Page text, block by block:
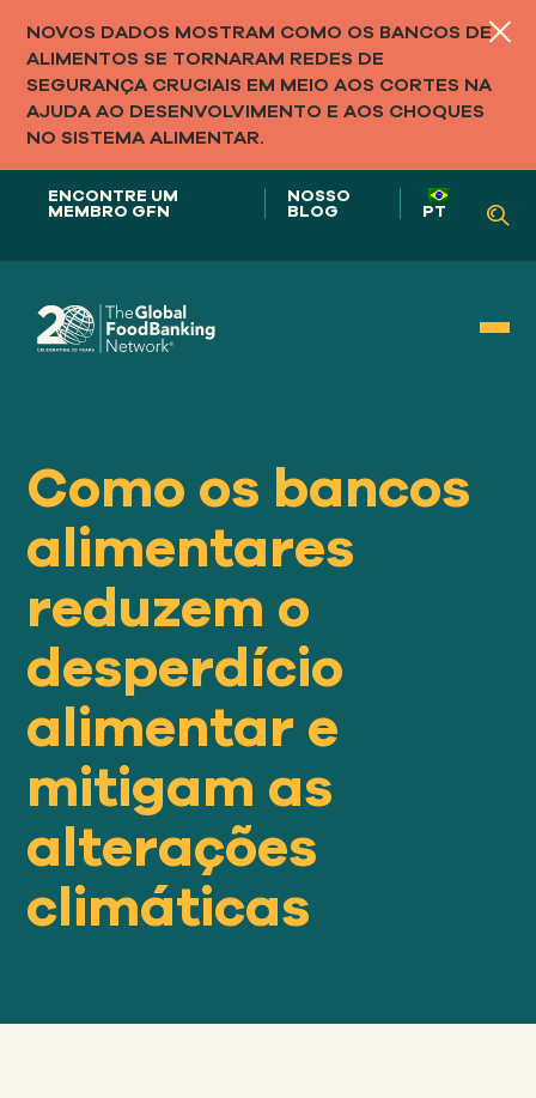
NOVOS DADOS MOSTRAM COMO OS BANCOS DE
ALIMENTOS SE TORNARAM REDES DE
SEGURANÇA CRUCIAIS EM MEIO AOS CORTES NA
AJUDA AO DESENVOLVIMENTO E AOS CHOQUES
NO SISTEMA ALIMENTAR.
ENCONTRE UM
MEMBRO GFN
NOSSO
BLOG PT
Nosso
ABORDAGEM
Nosso
IMPACTO
Sobre
GFN
Apoiar
NOSSA MISSÃO
Como os bancos
alimentares
reduzem o
desperdício
alimentar e
mitigam as
alterações
climáticas